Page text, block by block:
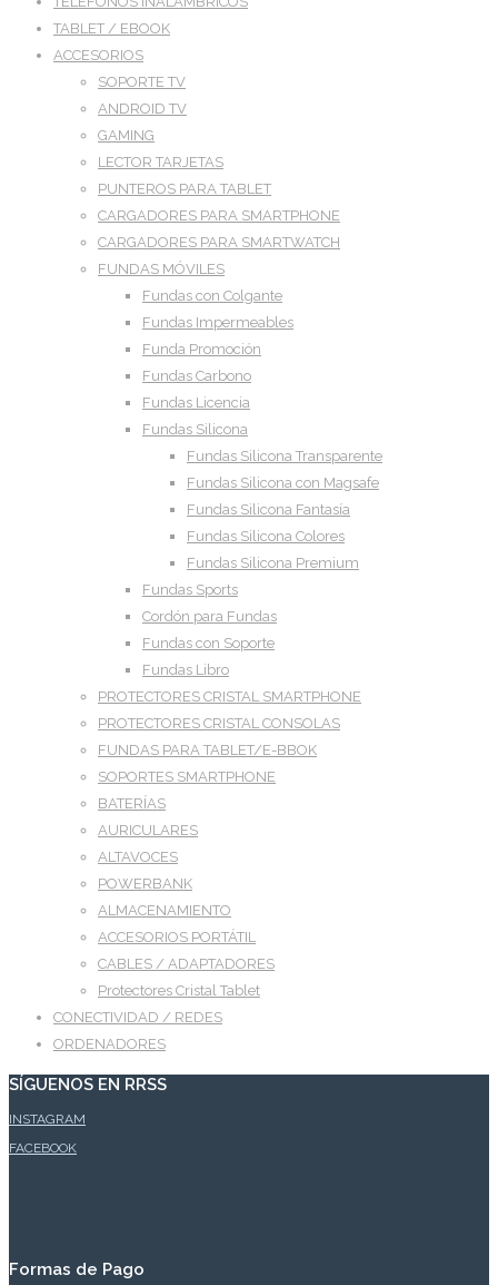
TABLET / EBOOK
ACCESORIOS
SOPORTE TV
ANDROID TV
GAMING
LECTOR TARJETAS
PUNTEROS PARA TABLET
CARGADORES PARA SMARTPHONE
CARGADORES PARA SMARTWATCH
FUNDAS MÓVILES
Fundas con Colgante
Fundas Impermeables
Funda Promoción
Fundas Carbono
Fundas Licencia
Fundas Silicona
Fundas Silicona Transparente
Fundas Silicona con Magsafe
Fundas Silicona Fantasía
Fundas Silicona Colores
Fundas Silicona Premium
Fundas Sports
Cordón para Fundas
Fundas con Soporte
Fundas Libro
PROTECTORES CRISTAL SMARTPHONE
PROTECTORES CRISTAL CONSOLAS
FUNDAS PARA TABLET/E-BBOK
SOPORTES SMARTPHONE
BATERÍAS
AURICULARES
ALTAVOCES
POWERBANK
ALMACENAMIENTO
ACCESORIOS PORTÁTIL
CABLES / ADAPTADORES
Protectores Cristal Tablet
CONECTIVIDAD / REDES
ORDENADORES
SÍGUENOS EN RRSS
INSTAGRAM
FACEBOOK
Formas de Pago